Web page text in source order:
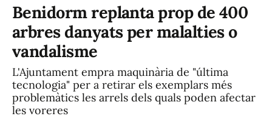
Benidorm replanta prop de 400
arbres danyats per malalties o
vandalisme
L'Ajuntament empra maquinària de "última
tecnologia" per a retirar els exemplars més
problemàtics les arrels dels quals poden afectar
les voreres